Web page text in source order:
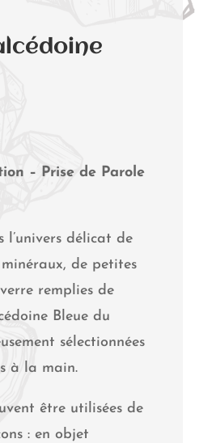
– Prise de Parole
l’univers délicat de
de petites
remplies de
Bleue du
sélectionnées
à la main.
être utilisées de
: en objet